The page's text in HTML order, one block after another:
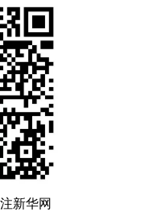
新华网